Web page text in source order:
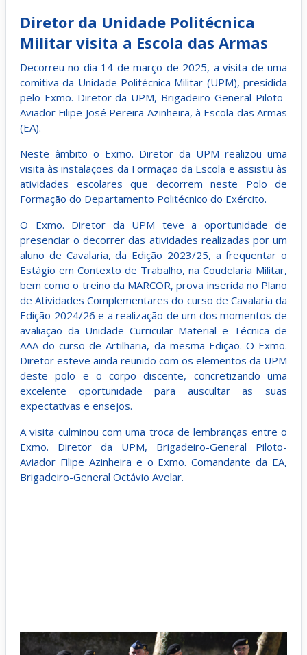
Diretor da Unidade Politécnica
Militar visita a Escola das Armas
Decorreu no dia 14 de março de 2025, a visita de uma
comitiva da Unidade Politécnica Militar (UPM), presidida
pelo Exmo. Diretor da UPM, Brigadeiro-General Piloto-
Aviador Filipe José Pereira Azinheira, à Escola das Armas
(EA).
Neste âmbito o Exmo. Diretor da UPM realizou uma
visita às instalações da Formação da Escola e assistiu às
atividades escolares que decorrem neste Polo de
Formação do Departamento Politécnico do Exército.
O Exmo. Diretor da UPM teve a oportunidade de
presenciar o decorrer das atividades realizadas por um
aluno de Cavalaria, da Edição 2023/25, a frequentar o
Estágio em Contexto de Trabalho, na Coudelaria Militar,
bem como o treino da MARCOR, prova inserida no Plano
de Atividades Complementares do curso de Cavalaria da
Edição 2024/26 e a realização de um dos momentos de
avaliação da Unidade Curricular Material e Técnica de
AAA do curso de Artilharia, da mesma Edição. O Exmo.
Diretor esteve ainda reunido com os elementos da UPM
deste polo e o corpo discente, concretizando uma
excelente oportunidade para auscultar as suas
expectativas e ensejos.
A visita culminou com uma troca de lembranças entre o
Exmo. Diretor da UPM, Brigadeiro-General Piloto-
Aviador Filipe Azinheira e o Exmo. Comandante da EA,
Brigadeiro-General Octávio Avelar.